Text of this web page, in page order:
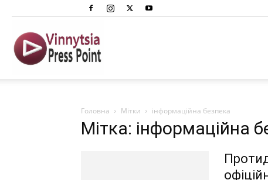
Преспоінт
Головна Мітки інформаційна безпека
Мітка: інформаційна